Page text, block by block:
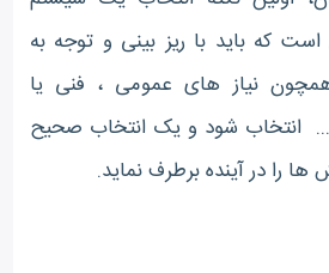
که باید با ریز بینی و توجه به
نیاز های عمومی ، فنی یا
... انتخاب شود و یک انتخاب صحیح
ها را در آینده برطرف نماید.